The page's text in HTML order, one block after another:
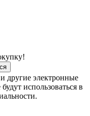
другие электронные
использоваться в